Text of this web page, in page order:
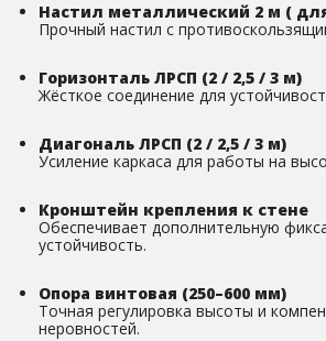
Настил металлический 2 м (
Прочный настил с
Горизонталь ЛРСП (2 / 2,5 / 3 м)
Жёсткое соединение для
Диагональ ЛРСП (2 / 2,5 / 3 м)
Усиление каркаса для работы на
Кронштейн крепления к стене
Обеспечивает дополнительную
устойчивость.
Опора винтовая (250–600 мм)
Точная регулировка высоты и
неровностей.